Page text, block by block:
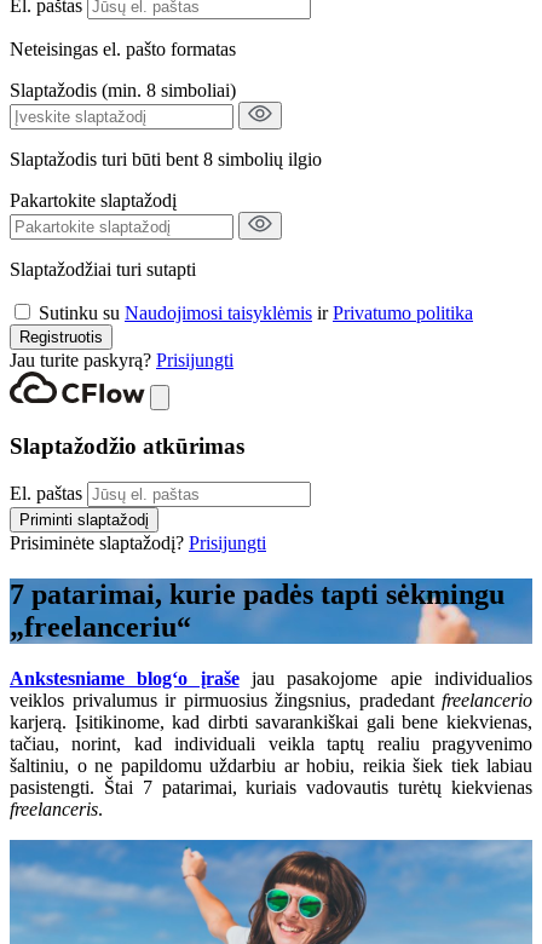
El. paštas
Neteisingas el. pašto formatas
Slaptažodis (min. 8 simboliai)
Slaptažodis turi būti bent 8 simbolių ilgio
Pakartokite slaptažodį
Slaptažodžiai turi sutapti
Sutinku su Naudojimosi taisyklėmis irPrivatumo politika
Registruotis
Jau turite paskyrą? Prisijungti
Slaptažodžio atkūrimas
El. paštas
Priminti slaptažodį
Prisiminėte slaptažodį? Prisijungti
7 patarimai, kurie padės tapti sėkmingu
„freelanceriu“
Ankstesniame blog‘o įrašejau pasakojome apie individualios
veiklos privalumus ir pirmuosius žingsnius, pradedant freelancerio
karjerą. Įsitikinome, kad dirbti savarankiškai gali bene kiekvienas,
tačiau, norint, kad individuali veikla taptų realiu pragyvenimo
šaltiniu, o ne papildomu uždarbiu ar hobiu, reikia šiek tiek labiau
pasistengti. Štai 7 patarimai, kuriais vadovautis turėtų kiekvienas
freelanceris.